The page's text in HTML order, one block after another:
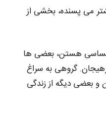
می‌ پسنده، بخشی از
هستن، بعضی‌ ها
گروهی به سراغ
و بعضی دیگه از زندگی